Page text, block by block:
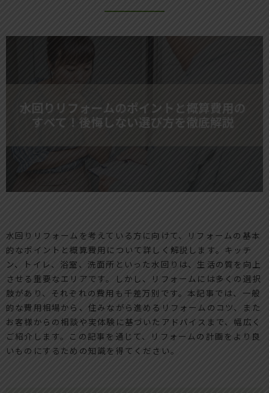
水回りリフォームを考えている方に向けて、リフォームの基本
的なポイントと概算費用について詳しく解説します。キッチ
ン、トイレ、浴室、洗面所といった水回りは、生活の質を向上
させる重要なエリアです。しかし、リフォームには多くの選択
肢があり、それぞれの費用も千差万別です。本記事では、一般
的な費用相場から、住みながら進めるリフォームのコツ、また
お客様からの相談や実体験に基づいたアドバイスまで、幅広く
ご紹介します。この記事を通じて、リフォームの計画をより良
いものにするための知識を得てください。